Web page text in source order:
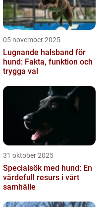
05 november 2025
Lugnande halsband för
hund: Fakta, funktion och
trygga val
31 oktober 2025
Specialsök med hund: En
värdefull resurs i vårt
samhälle